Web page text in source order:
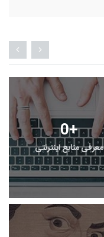
0+
معرفی منابع اینترنتی